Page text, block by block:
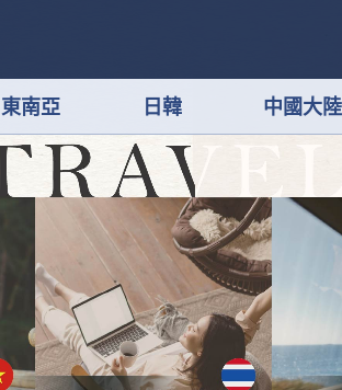
東南亞 日韓 中國大陸